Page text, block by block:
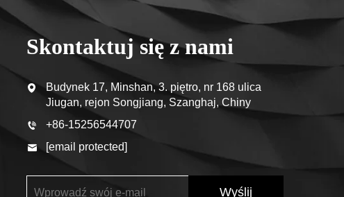
Skontaktuj się z nami
Budynek 17, Minshan, 3. piętro, nr 168 ulica
Jiugan, rejon Songjiang, Szanghaj, Chiny
+86-15256544707
[email protected]
Wyślij